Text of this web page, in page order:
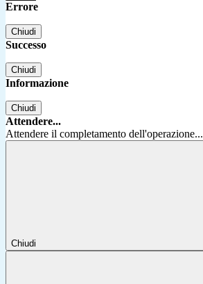
Errore
Chiudi
Successo
Chiudi
Informazione
Chiudi
Attendere...
Attendere il completamento dell'operazione...
Chiudi